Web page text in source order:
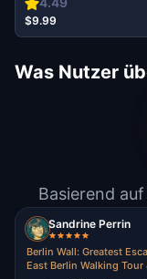
$9.99
Was Nutzer
Basierend
Sandrine Perrin
Berlin Wall: Greatest
East Berlin Walking Tour